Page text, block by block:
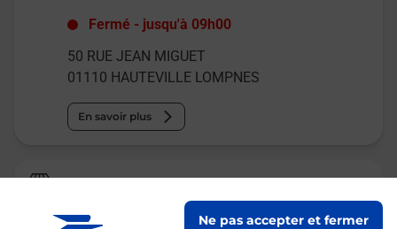
Ne pas accepter et fermer
Fermé - jusqu'à 09h00
50 RUE JEAN MIGUET
01110 HAUTEVILLE LOMPNES
En savoir plus
La Poste
HAUTEVILLE LOMPNES